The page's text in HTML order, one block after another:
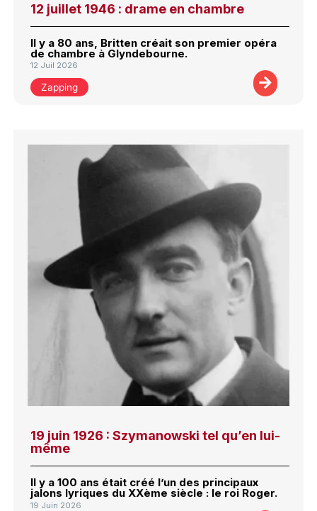
12 juillet 1946 : drame en chambre
Il y a 80 ans, Britten créait son premier opéra
de chambre à Glyndebourne.
12 Juil 2026
Zapping
19 juin 1926 : Szymanowski tel qu’en lui-
même
Il y a 100 ans était créé l’un des principaux
jalons lyriques du XXème siècle : le roi Roger.
19 Juin 2026